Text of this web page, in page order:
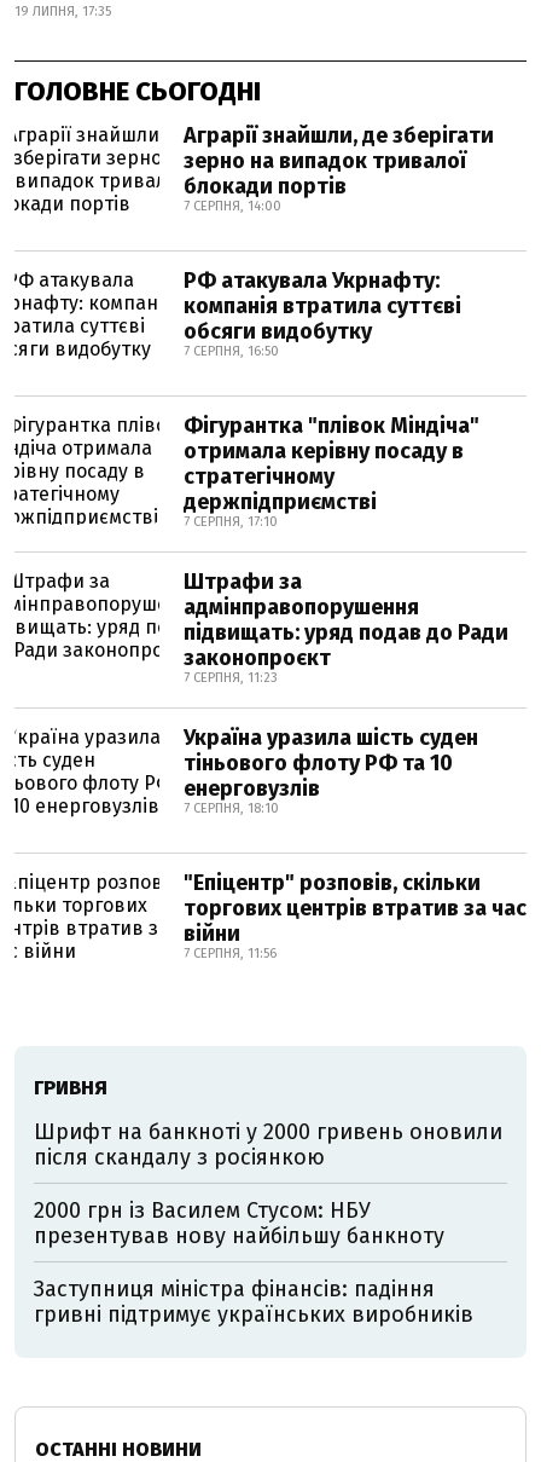
19 ЛИПНЯ, 17:35
ГОЛОВНЕ СЬОГОДНІ
Аграрії знайшли, де зберігати
зерно на випадок тривалої
блокади портів
7 СЕРПНЯ, 14:00
РФ атакувала Укрнафту:
компанія втратила суттєві
обсяги видобутку
7 СЕРПНЯ, 16:50
Фігурантка "плівок Міндіча"
отримала керівну посаду в
стратегічному
держпідприємстві
7 СЕРПНЯ, 17:10
Штрафи за
адмінправопорушення
підвищать: уряд подав до Ради
законопроєкт
7 СЕРПНЯ, 11:23
Україна уразила шість суден
тіньового флоту РФ та 10
енерговузлів
7 СЕРПНЯ, 18:10
"Епіцентр" розповів, скільки
торгових центрів втратив за час
війни
7 СЕРПНЯ, 11:56
ГРИВНЯ
Шрифт на банкноті у 2000 гривень оновили
після скандалу з росіянкою
2000 грн із Василем Стусом: НБУ
презентував нову найбільшу банкноту
Заступниця міністра фінансів: падіння
гривні підтримує українських виробників
ОСТАННІ НОВИНИ